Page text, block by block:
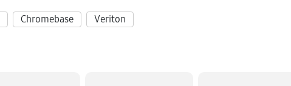
Chromebase
Veriton